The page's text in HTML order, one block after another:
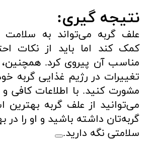
نتیجه گیری:
علف گربه می‌تواند به سلامت
کمک کند اما باید از نکات
مناسب آن پیروی کرد. همچنین،
تغییرات در رژیم غذایی گربه
مشورت کنید. با اطلاعات کافی
می‌توانید از علف گربه بهترین
گربه‌تان داشته باشید و او را
سلامتی نگه دارید.